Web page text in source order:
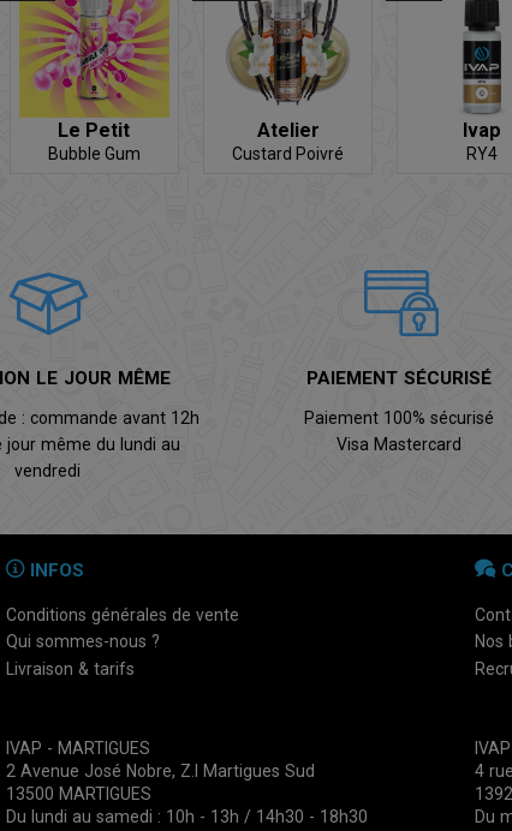
Le Petit
Confiseur
Bubble Gum
Atelier
Gourmand
Custard Poivré
Ivap
RY4
LE JOUR MÊME
: commande avant 12h
jour même du lundi au
vendredi
PAIEMENT SÉCURISÉ
Paiement 100% sécurisé
Visa Mastercard
INFOS
Conditions générales de vente
Qui sommes-nous ?
Livraison & tarifs
Nos
IVAP - MARTIGUES
2 Avenue José Nobre, Z.I Martigues Sud
13500 MARTIGUES
Du lundi au samedi : 10h - 13h / 14h30 - 18h30
4
Du